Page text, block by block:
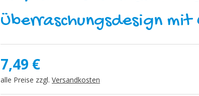
Überraschungsdesign
7,49 €
alle Preise zzgl. Versandkosten